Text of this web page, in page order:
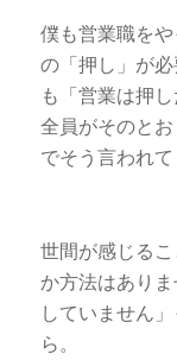
僕も営業職を
の「押し」が
も「営業は押
全員がそのと
でそう言われて
世間が感じる
か方法はあり
していません
ら。